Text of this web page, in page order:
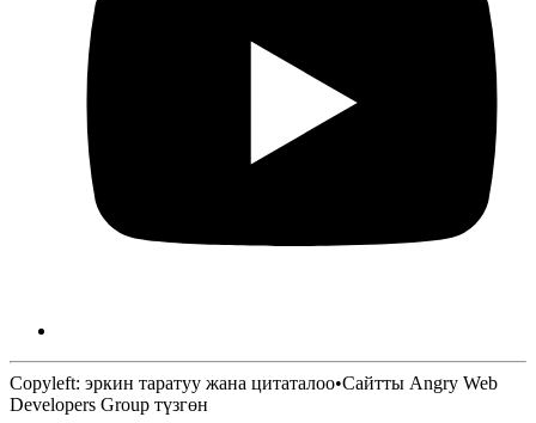
Copyleft: эркин таратуу жана цитаталоо•Сайтты Angry Web
Developers Group түзгөн